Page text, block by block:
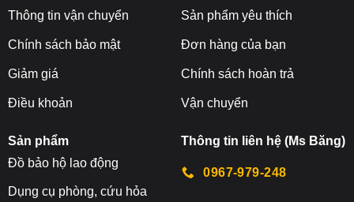
Thông tin vận chuyển
Chính sách bảo mật
Giảm giá
Điều khoản
Sản phẩm yêu thích
Đơn hàng của bạn
Chính sách hoàn trả
Vận chuyển
Sản phẩm
Đồ bảo hộ lao động
Dụng cụ phòng, cứu hỏa
Thông tin liên hệ (Ms Băng)
0967-979-248